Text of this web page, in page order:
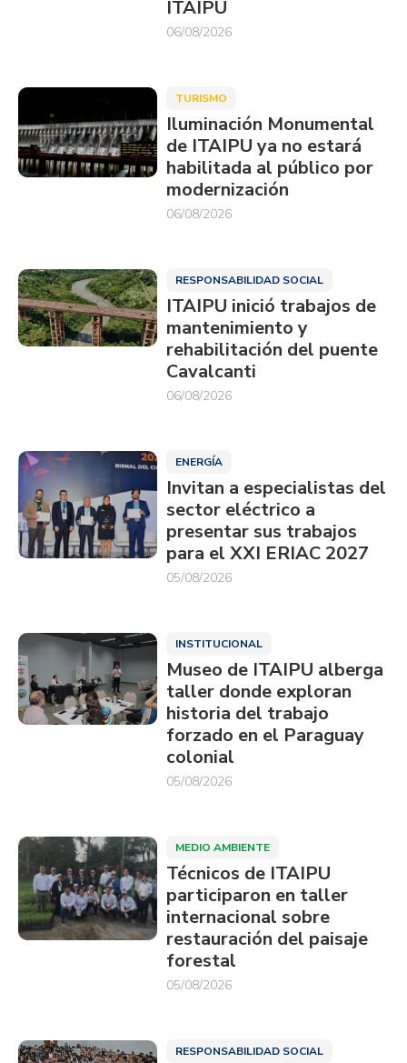
ITAIPU
06/08/2026
TURISMO
Iluminación Monumental
de ITAIPU ya no estará
habilitada al público por
modernización
06/08/2026
RESPONSABILIDAD SOCIAL
ITAIPU inició trabajos de
mantenimiento y
rehabilitación del puente
Cavalcanti
06/08/2026
ENERGÍA
Invitan a especialistas del
sector eléctrico a
presentar sus trabajos
para el XXI ERIAC 2027
05/08/2026
INSTITUCIONAL
Museo de ITAIPU alberga
taller donde exploran
historia del trabajo
forzado en el Paraguay
colonial
05/08/2026
MEDIO AMBIENTE
Técnicos de ITAIPU
participaron en taller
internacional sobre
restauración del paisaje
forestal
05/08/2026
RESPONSABILIDAD SOCIAL